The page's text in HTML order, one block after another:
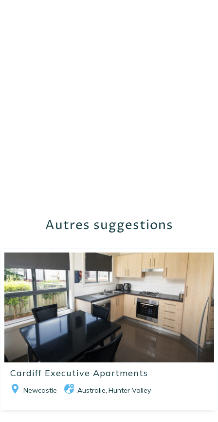
Autres suggestions
Cardiff Executive Apartments
Newcastle Australie, Hunter Valley